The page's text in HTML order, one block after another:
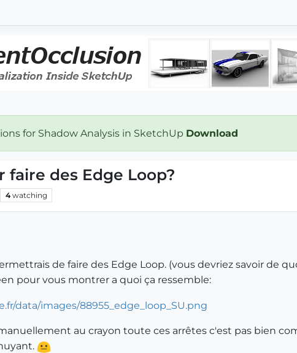
for Shadow Analysis in SketchUp Download
des Edge Loop?
4 watching
de faire des Edge Loop. (vous devriez savoir de
pour vous montrer a quoi ça ressemble:
au crayon toute ces arrêtes c'est pas bien